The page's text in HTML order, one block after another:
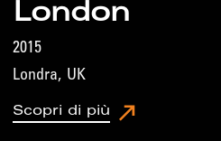
London
2015
Londra, UK
Scopri di più